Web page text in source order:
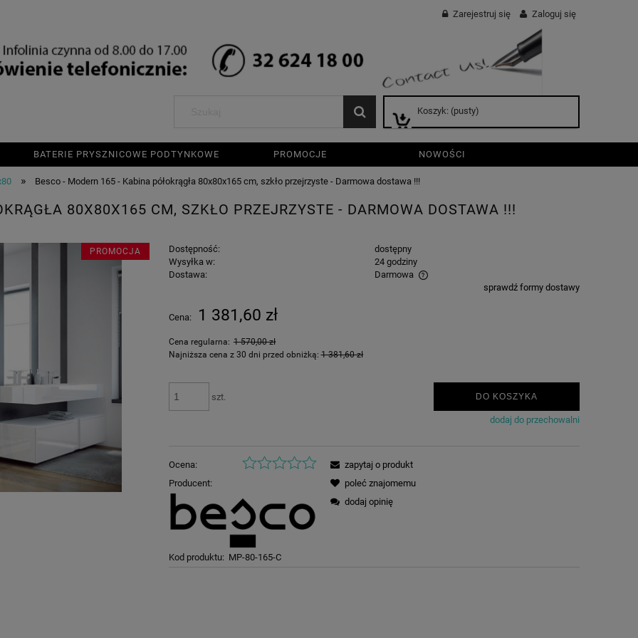
Zarejestruj się Zaloguj się
Koszyk: (pusty)
BATERIE PRYSZNICOWE PODTYNKOWE PROMOCJE NOWOŚCI
» Besco - Modern 165 - Kabina półokrągła 80x80x165 cm, szkło przejrzyste - Darmowa dostawa !!!
80X80X165 CM, SZKŁO PRZEJRZYSTE - DARMOWA DOSTAWA !!!
PROMOCJA Dostępność:
dostępny
Wysyłka w:
24 godziny
Dostawa:
Darmowa
Cena nie zawiera ewentualnych kosztów
płatności
sprawdź formy dostawy
Cena: 1 381,60 zł
Cena regularna: 1 570,00 zł
Najniższa cena z 30 dni przed obniżką:1 381,60 zł
szt. DO KOSZYKA
dodaj do przechowalni
Ocena:
Producent:
Kod produktu: MP-80-165-C
zapytaj o produkt
poleć znajomemu
dodaj opinię